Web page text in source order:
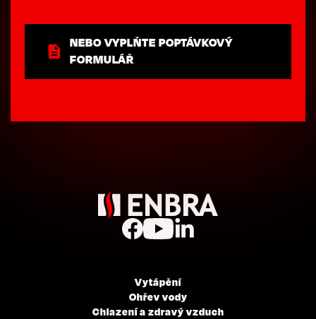
NEBO VYPLŇTE POPTÁVKOVÝ
FORMULÁŘ
Vytápění
Ohřev vody
Chlazení a zdravý vzduch